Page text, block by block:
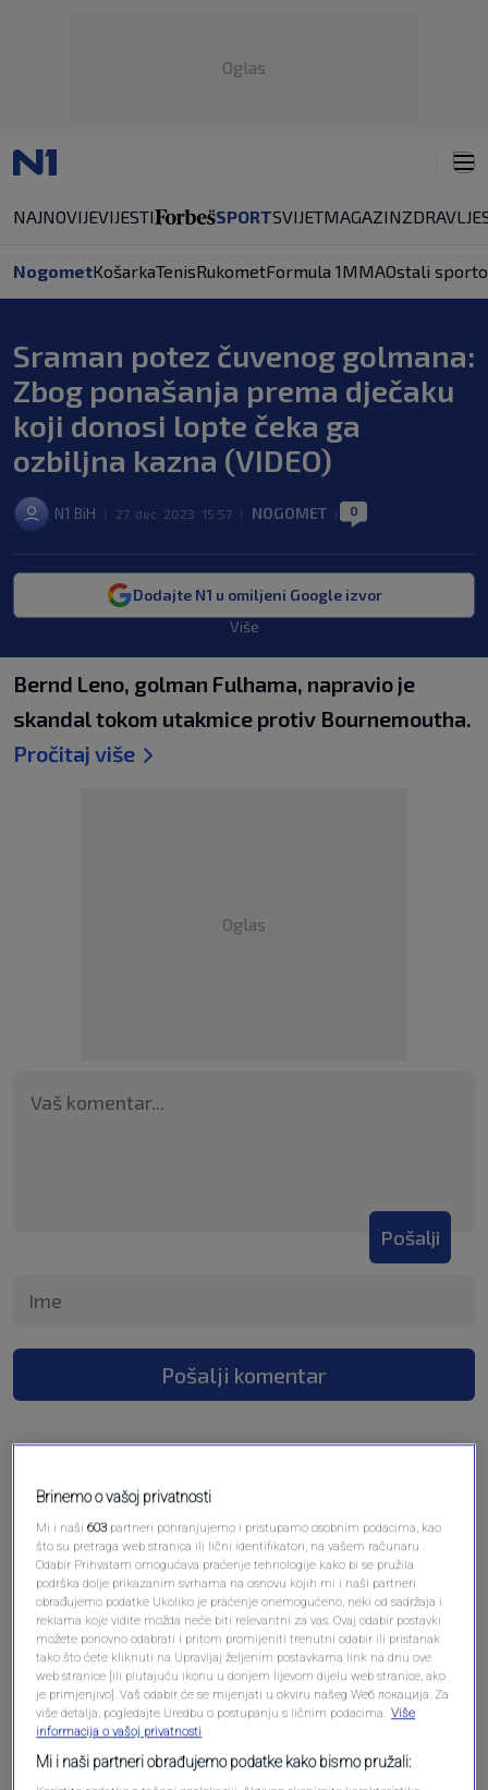
Oglas
NAJNOVIJEVIJESTI SPORTSVIJETMAGAZINZDRAVLJE
NogometKošarkaTenisRukometFormula 1MMAOstali
Sraman potez čuvenog golmana:
Zbog ponašanja prema dječaku
koji donosi lopte čeka ga
ozbiljna kazna (VIDEO)
N1 BiH 27. dec. 2023. 15:57 NOGOMET 0
Dodajte N1 u omiljeni Google izvor
Više
Bernd Leno, golman Fulhama, napravio je
skandal tokom utakmice protiv Bournemoutha.
Pročitaj više
Oglas
Pošalji
Pošalji komentar
Oglas
Brinemo o vašoj privatnosti
Mi i naši603 partneri pohranjujemo i pristupamo osobnim podacima, kao
što su pretraga web stranica ili lični identifikatori, na vašem računaru .
Odabir Prihvatam omogućava praćenje tehnologije kako bi se pružila
podrška dolje prikazanim svrhama na osnovu kojih mi i naši partneri
obrađujemo podatke Ukoliko je praćenje onemogućeno, neki od sadržaja i
reklama koje vidite možda neće biti relevantni za vas. Ovaj odabir postavki
možete ponovno odabrati i pritom promijeniti trenutni odabir ili pristanak
tako što ćete kliknuti na Upravljaj željenim postavkama link na dnu ove
web stranice [ili plutajuću ikonu u donjem lijevom dijelu web stranice, ako
je primjenjivo]. Vaš odabir će se mijenjati u okviru našeg Wеб локација. Za
više detalja, pogledajte Uredbu o postupanju s ličnim podacima. Više
informacija o vašoj privatnosti
Mi i naši partneri obrađujemo podatke kako bismo pružali: